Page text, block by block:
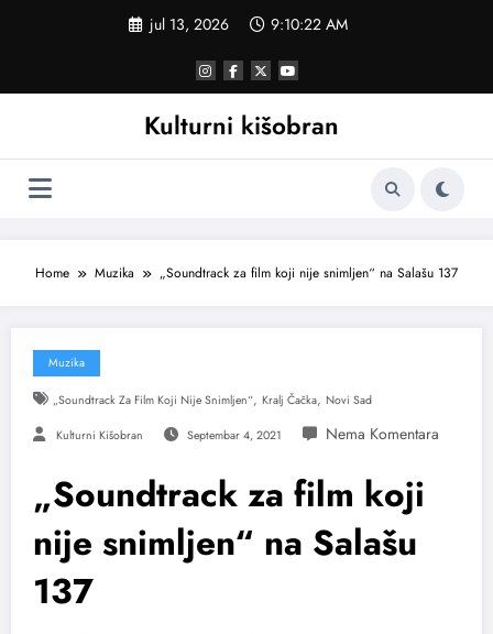
jul 13, 2026 9:10:23 AM
Kulturni kišobran
Home Muzika „Soundtrack za film koji nije snimljen“ na Salašu 137
Muzika
„Soundtrack Za Film Koji Nije Snimljen“, Kralj Čačka, Novi Sad
Kulturni Kišobran Septembar 4, 2021
„Soundtrack za film koji
nije snimljen“ na Salašu
137